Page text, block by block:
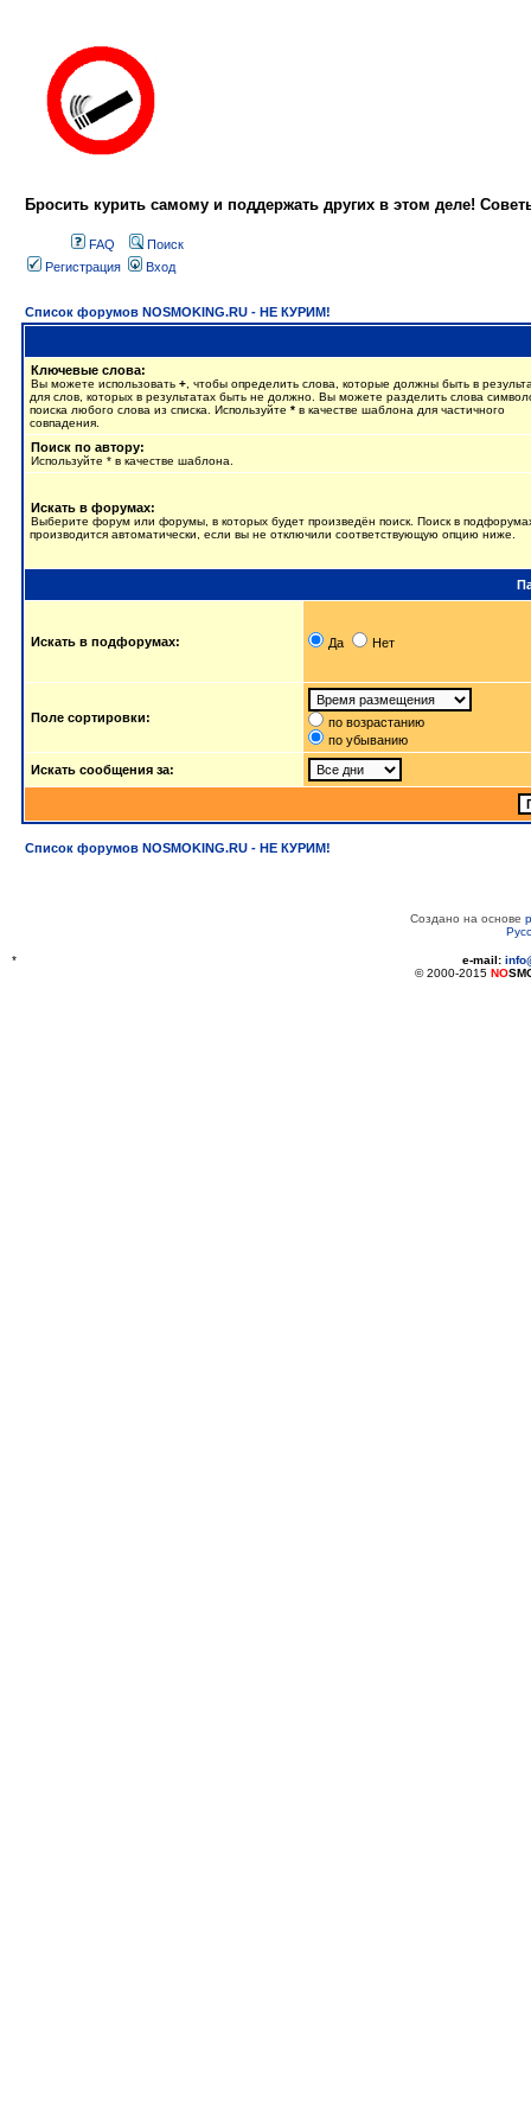
Бросить курить самому и поддержать других в этом деле!
FAQ
Поиск
Регистрация
Вход
Список форумов NOSMOKING.RU - НЕ КУРИМ!
Ключевые слова:
Вы можете использовать + , чтобы определить слова, которые должны быть в
для слов, которых в результатах быть не должно. Вы можете разделить слова
поиска любого слова из списка. Используйте * в качестве шаблона для частичного
совпадения.
Поиск по автору:
Используйте * в качестве шаблона.
Искать в форумах:
Выберите форум или форумы, в которых будет произведён поиск. Поиск в
производится автоматически, если вы не отключили соответствующую опцию ниже.
Искать в подфорумах: Да Нет
Поле сортировки:
по возрастанию
по убыванию
Искать сообщения за:
Список форумов NOSMOKING.RU - НЕ КУРИМ!
Создано на основе
* e-mail:
© 2000-2015 NO